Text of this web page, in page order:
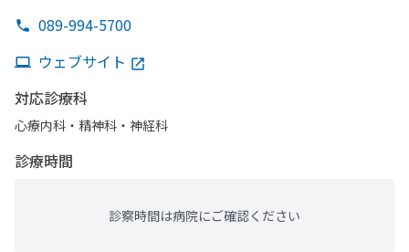
089-994-5700
ウェブサイト
対応診療科
心療内科・​精神科・神経科
診療時間
診察時間は病院にご確認ください